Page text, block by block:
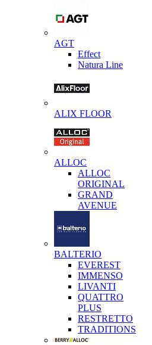
AGT
Effect
Natura Line
ALIX FLOOR
ALLOC
ALLOC
ORIGINAL
GRAND
AVENUE
BALTERIO
EVEREST
IMMENSO
LIVANTI
QUATTRO
PLUS
RESTRETTO
TRADITIONS